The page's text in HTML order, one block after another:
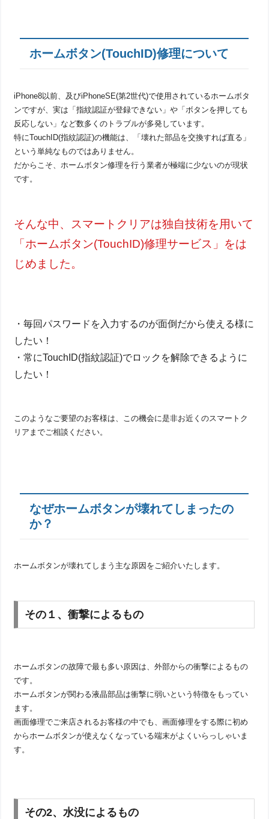
ホームボタン(TouchID)修理について
iPhone8以前、及びiPhoneSE(第2世代)で使用されているホームボタ
ンですが、実は「指紋認証が登録できない」や「ボタンを押しても
反応しない」など数多くのトラブルが多発しています。
特にTouchID(指紋認証)の機能は、「壊れた部品を交換すれば直る」
という単純なものではありません。
だからこそ、ホームボタン修理を行う業者が極端に少ないのが現状
です。
そんな中、スマートクリアは独自技術を用いて
「ホームボタン(TouchID)修理サービス」をは
じめました。
・毎回パスワードを入力するのが面倒だから使える様に
したい！
・常にTouchID(指紋認証)でロックを解除できるように
したい！
このようなご要望のお客様は、この機会に是非お近くのスマートク
リアまでご相談ください。
なぜホームボタンが壊れてしまったの
か？
ホームボタンが壊れてしまう主な原因をご紹介いたします。
その１、衝撃によるもの
ホームボタンの故障で最も多い原因は、外部からの衝撃によるもの
です。
ホームボタンが関わる液晶部品は衝撃に弱いという特徴をもってい
ます。
画面修理でご来店されるお客様の中でも、画面修理をする際に初め
からホームボタンが使えなくなっている端末がよくいらっしゃいま
す。
その2、水没によるもの